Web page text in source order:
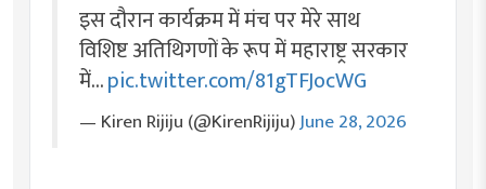
इस दौरान कार्यक्रम में मंच पर मेरे साथ
विशिष्ट अतिथिगणों के रूप में महाराष्ट्र सरकार
में…pic.twitter.com/81gTFJocWG
— Kiren Rijiju (@KirenRijiju)June 28, 2026